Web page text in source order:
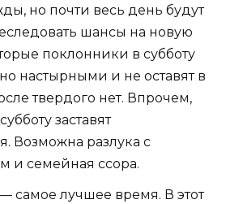
но почти весь день будут
шансы на новую
поклонники в субботу
настырными и не оставят в
твердого нет. Впрочем,
заставят
Возможна разлука с
и семейная ссора.
самое лучшее время. В этот